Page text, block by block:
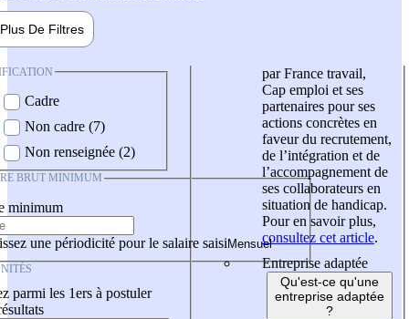
Plus De Filtres
Cadre
Non cadre (7)
Non renseignée (2)
BRUT MINIMUM
minimum
une périodicité pour le salaire saisi
parmi les 1ers à postuler
par France travail,
Cap emploi et ses
partenaires pour ses
actions concrètes en
faveur du recrutement,
de l’intégration et de
l’accompagnement de
ses collaborateurs en
situation de handicap.
Pour en savoir plus,
consultez cet article.
Entreprise adaptée
Qu'est-ce qu'une
entreprise adaptée
?